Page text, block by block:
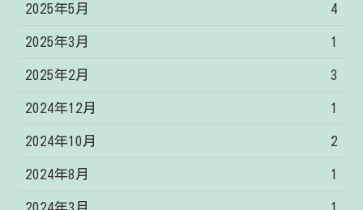
2025年5月 4
2025年3月 1
2025年2月 3
2024年12月 1
2024年10月 2
2024年8月 1
2024年3月 1